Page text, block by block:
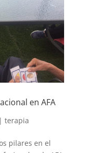
en AFA
terapia
pilares en el